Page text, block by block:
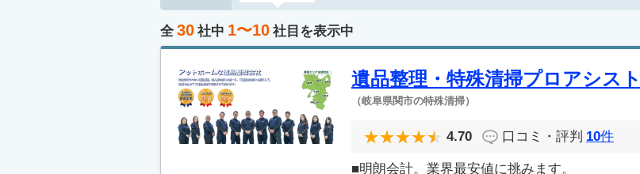
全 30 社中 1〜10 社目を表示中
遺品整理・特殊清掃プロアシスト
（岐阜県関市の特殊清掃）
4.70 口コミ・評判 10件
■明朗会計。業界最安値に挑みます。